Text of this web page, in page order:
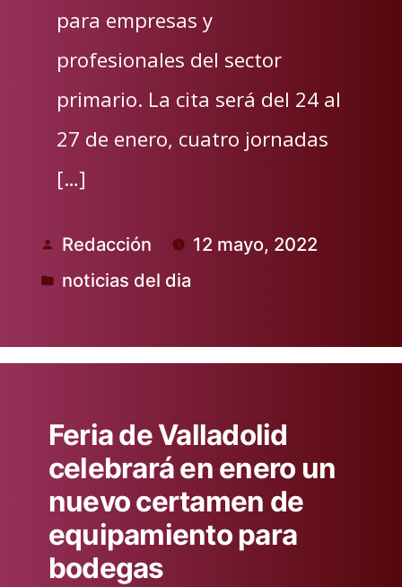
para empresas y
profesionales del sector
primario. La cita será del 24 al
27 de enero, cuatro jornadas
[…]
Publicado
por
Redacción 12 mayo, 2022
Publicado
noticias del dia
Feria de Valladolid
celebrará en enero un
nuevo certamen de
equipamiento para
bodegas